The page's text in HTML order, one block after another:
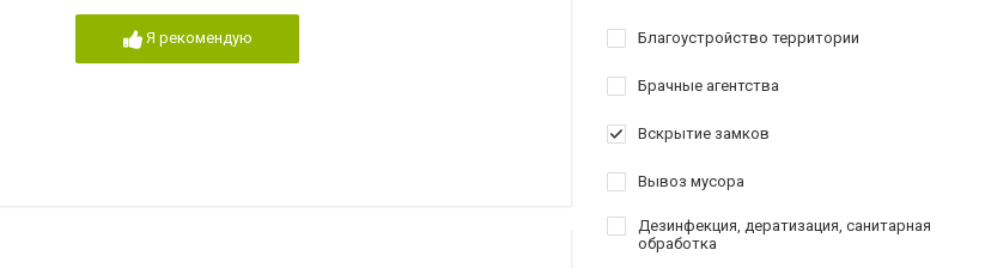
Я рекомендую Благоустройство территории
Брачные агентства
Вскрытие замков
Вывоз мусора
Дезинфекция, дератизация, санитарная
обработка